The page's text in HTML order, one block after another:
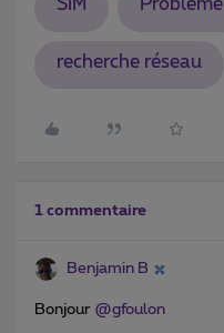
SIM Probleme
recherche réseau
1 commentaire
Benjamin B
Bonjour @gfoulon